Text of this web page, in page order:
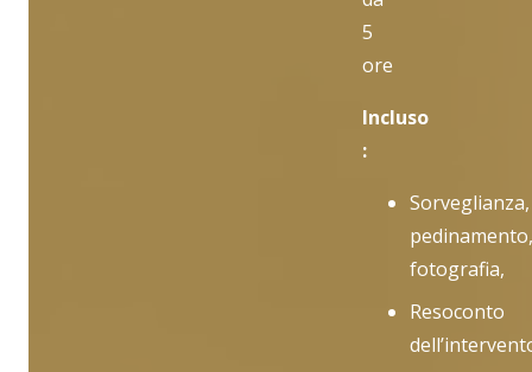
5
ore
Incluso
:
Sorveglianza,
pedinamento,
fotografia,
Resoconto